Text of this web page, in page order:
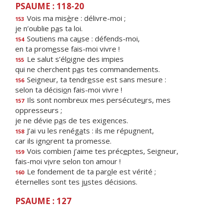
PSAUME : 118-20
153 Vois ma misère : délivre-moi ;
je n’oublie pas ta loi.
154 Soutiens ma cause : défends-moi,
en ta promesse fais-moi vivre !
155 Le salut s’éloigne des impies
qui ne cherchent pas tes commandements.
156 Seigneur, ta tendresse est sans mesure :
selon ta décision fais-moi vivre !
157 Ils sont nombreux mes persécuteurs, mes
oppresseurs ;
je ne dévie pas de tes exigences.
158 J’ai vu les renégats : ils me répugnent,
car ils ignorent ta promesse.
159 Vois combien j’aime tes préceptes, Seigneur,
fais-moi vivre selon ton amour !
160 Le fondement de ta parole est vérité ;
éternelles sont tes justes décisions.
PSAUME : 127